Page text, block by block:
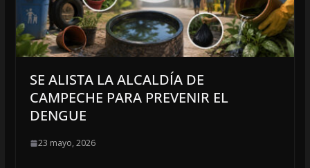
SE ALISTA LA ALCALDÍA DE
CAMPECHE PARA PREVENIR EL
DENGUE
23 mayo, 2026